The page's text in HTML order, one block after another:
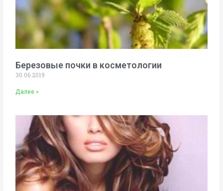
Березовые почки в косметологии
30.06.2019
Далее »